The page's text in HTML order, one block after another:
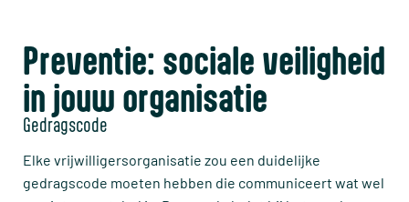
Preventie: sociale veiligheid
in jouw organisatie
Gedragscode
Elke vrijwilligersorganisatie zou een duidelijke
gedragscode moeten hebben die communiceert wat wel